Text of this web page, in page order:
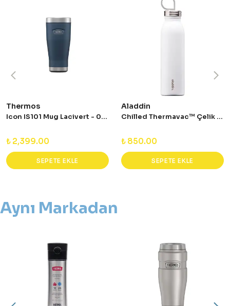
Thermos
Icon IS101 Mug Lacivert - 0,47L
₺ 2,399.00
SEPETE EKLE
Aladdin
Chilled Thermavac™ Çelik Soğuk Su Termosu 0,55 LT
₺ 850.00
SEPETE EKLE
Aynı Markadan